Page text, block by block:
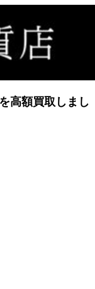
心に、アイテムの
ます。
高額買取しまし